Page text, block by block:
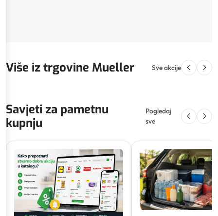
Više iz trgovine Mueller Sve akcije
Savjeti za pametnu
kupnju
Pogledaj
sve